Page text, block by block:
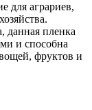
для аграриев,
данная пленка
и способна
фруктов и